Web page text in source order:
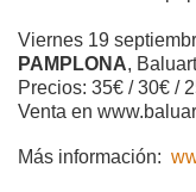
Viernes 19
PAMPLONA,
Precios: 35€ / 30€ /
Venta en
Más información: